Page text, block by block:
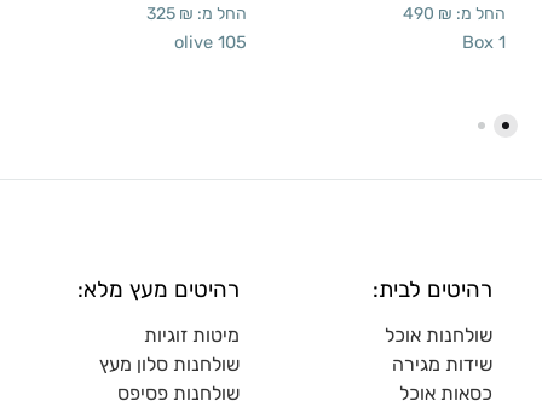
החל מ: 490 ₪
Box 1
החל מ: 325 ₪
olive 105
רהיטים לבית:
שולחנות אוכל
שידות מגירה
כסאות אוכל
רהיטים מעץ מלא:
מיטות זוגיות
שולחנות סלון מעץ
שולחנות פסיפס